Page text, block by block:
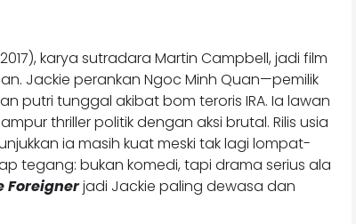
karya sutradara Martin Campbell, jadi film
Jackie perankan Ngoc Minh Quan—pemilik
putri tunggal akibat bom teroris IRA. Ia lawan
thriller politik dengan aksi brutal. Rilis usia
ia masih kuat meski tak lagi lompat-
tegang: bukan komedi, tapi drama serius ala
Foreignerjadi Jackie paling dewasa dan